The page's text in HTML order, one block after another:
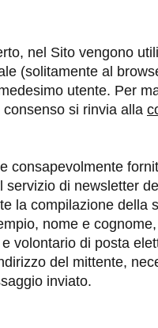
nel Sito vengono
(solitamente al
utente. Per
si rinvia alla
di newsletter
la compilazione della
nome e
volontario di posta
del mittente,
inviato.